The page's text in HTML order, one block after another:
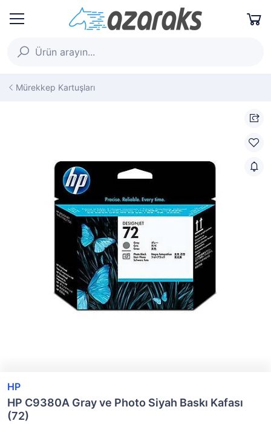
Mürekkep Kartuşları
HP
HP C9380A Gray ve Photo Siyah Baskı Kafası
(72)